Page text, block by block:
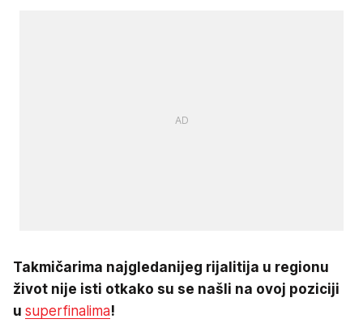
Takmičarima najgledanijeg rijalitija u regionu
život nije isti otkako su se našli na ovoj poziciji
u superfinalima!